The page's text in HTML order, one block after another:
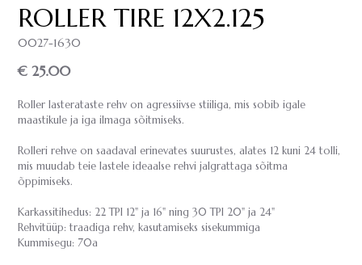
ROLLER TIRE 12X2.125
0027-1630
€ 25.00
Roller lasterataste rehv on agressiivse stiiliga, mis sobib igale
maastikule ja iga ilmaga sõitmiseks.
Rolleri rehve on saadaval erinevates suurustes, alates 12 kuni 24 tolli,
mis muudab teie lastele ideaalse rehvi jalgrattaga sõitma
õppimiseks.
Karkassitihedus: 22 TPI 12" ja 16" ning 30 TPI 20" ja 24"
Rehvitüüp: traadiga rehv, kasutamiseks sisekummiga
Kummisegu: 70a